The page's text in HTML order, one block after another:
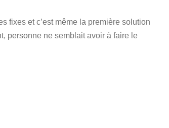
fixes et c’est même la première solution
personne ne semblait avoir à faire le